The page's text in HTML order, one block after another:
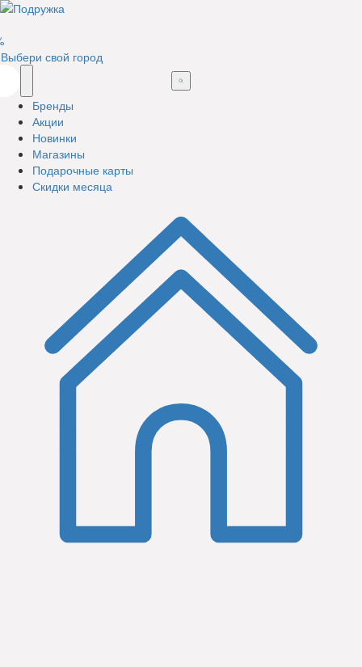
Выбери свой город
Бренды
Акции
Новинки
Магазины
Подарочные карты
Скидки месяца